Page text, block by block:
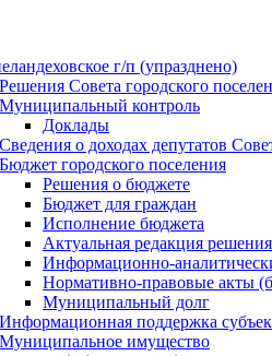
г/п (упразднено)
Решения Совета городского
Муниципальный контроль
Доклады
Сведения о доходах депутатов
Бюджет городского поселения
Решения о бюджете
Бюджет для граждан
Исполнение бюджета
Актуальная редакция
Информационно-
Нормативно-правовые акты
Муниципальный долг
Информационная поддержка
Муниципальное имущество